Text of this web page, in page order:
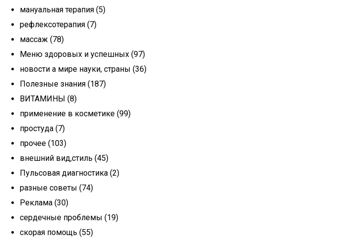
мануальная терапия (5)
рефлексотерапия (7)
массаж (78)
Меню здоровых и успешных (97)
новости а мире науки, страны (36)
Полезные знания (187)
ВИТАМИНЫ (8)
применение в косметике (99)
простуда (7)
прочее (103)
внешний вид,стиль (45)
Пульсовая диагностика (2)
разные советы (74)
Реклама (30)
сердечные проблемы (19)
скорая помощь (55)